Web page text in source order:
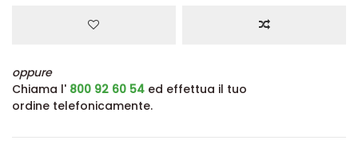
oppure
Chiama l' 800 92 60 54 ed effettua il tuo
ordine telefonicamente.